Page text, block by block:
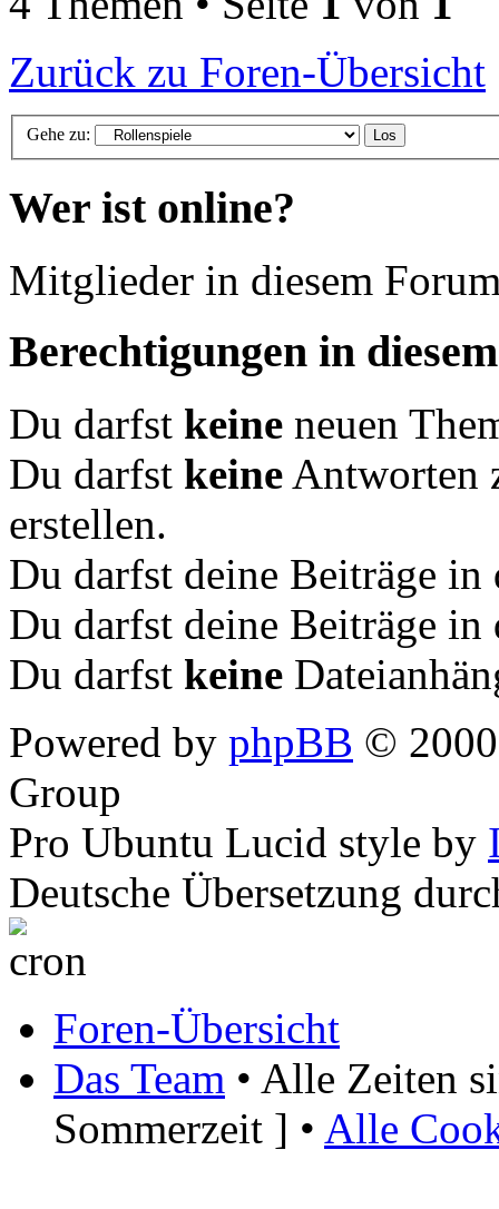
Zurück zu Foren-Übersicht
Gehe zu:
Wer ist online?
Mitglieder in diesem
Berechtigungen in
Du darfst keine neuen
Du darfst keine Antworten
erstellen.
Du darfst deine Beiträge
Du darfst deine Beiträge
Du darfst keine
Powered by phpBB ©
Group
Pro Ubuntu Lucid style by
Deutsche Übersetzung
Foren-Übersicht
Das Team • Alle Zeiten
Sommerzeit ] • Alle